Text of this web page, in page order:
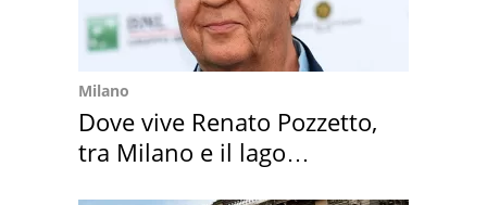
Milano
Dove vive Renato Pozzetto,
tra Milano e il lago